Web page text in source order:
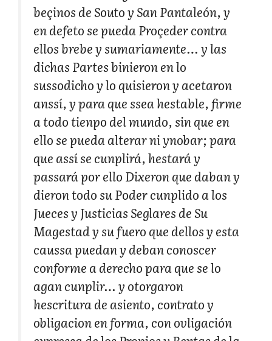
beçinos de Souto y San Pantaleón, y
en defeto se pueda Proçeder contra
ellos brebe y sumariamente… y las
dichas Partes binieron en lo
sussodicho y lo quisieron y acetaron
anssí, y para que ssea hestable, firme
a todo tienpo del mundo, sin que en
ello se pueda alterar ni ynobar; para
que assí se cunplirá, hestará y
passará por ello Dixeron que daban y
dieron todo su Poder cunplido a los
Jueces y Justicias Seglares de Su
Magestad y su fuero que dellos y esta
caussa puedan y deban conoscer
conforme a derecho para que se lo
agan cunplir… y otorgaron
hescritura de asiento, contrato y
obligacion en forma, con ovligación